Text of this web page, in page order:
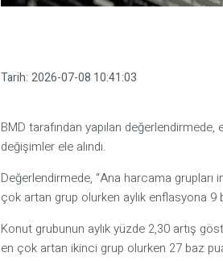
Tarih: 2026-07-08 10:41:03
BMD tarafından yapılan
değişimler ele alındı.
Değerlendirmede, “Ana harcama
çok artan grup olurken aylık enflasyona 9
Konut grubunun aylık yüzde 2,30 artış
en çok artan ikinci grup olurken 27 baz